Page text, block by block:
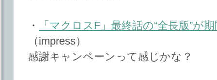
・
「マクロスF」最終話の“全長版”が
（impress）
感謝キャンペーンって感じかな？